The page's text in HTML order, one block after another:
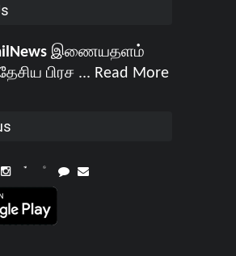
இணையதளம்
பிரச ... Read More